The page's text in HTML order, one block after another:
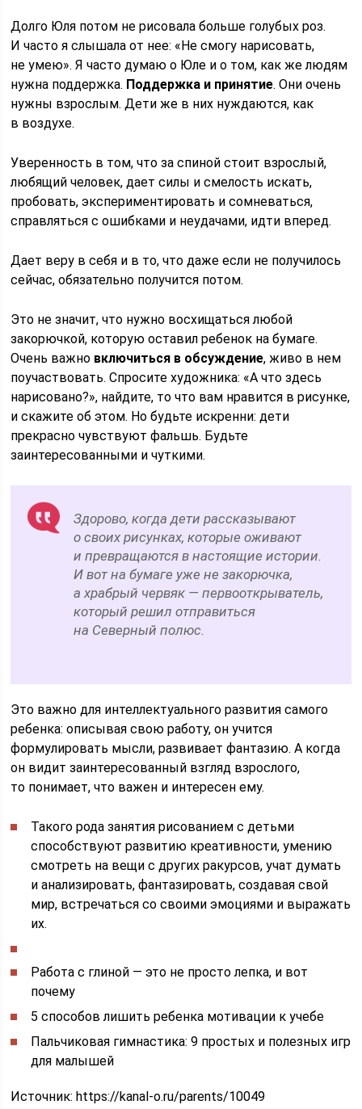
Долго Юля потом не рисовала больше голубых роз.
И часто я слышала от нее: «Не смогу нарисовать,
не умею». Я часто думаю о Юле и о том, как же людям
нужна поддержка. Поддержка и принятие. Они очень
нужны взрослым. Дети же в них нуждаются, как
в воздухе.
Уверенность в том, что за спиной стоит взрослый,
любящий человек, дает силы и смелость искать,
пробовать, экспериментировать и сомневаться,
справляться с ошибками и неудачами, идти вперед.
Дает веру в себя и в то, что даже если не получилось
сейчас, обязательно получится потом.
Это не значит, что нужно восхищаться любой
закорючкой, которую оставил ребенок на бумаге.
Очень важно включиться в обсуждение, живо в нем
поучаствовать. Спросите художника: «А что здесь
нарисовано?», найдите, то что вам нравится в рисунке,
и скажите об этом. Но будьте искренни: дети
прекрасно чувствуют фальшь. Будьте
заинтересованными и чуткими.
Здорово, когда дети рассказывают
о своих рисунках, которые оживают
и превращаются в настоящие истории.
И вот на бумаге уже не закорючка,
а храбрый червяк — первооткрыватель,
который решил отправиться
на Северный полюс.
Это важно для интеллектуального развития самого
ребенка: описывая свою работу, он учится
формулировать мысли, развивает фантазию. А когда
он видит заинтересованный взгляд взрослого,
то понимает, что важен и интересен ему.
Такого рода занятия рисованием с детьми
способствуют развитию креативности, умению
смотреть на вещи с других ракурсов, учат думать
и анализировать, фантазировать, создавая свой
мир, встречаться со своими эмоциями и выражать
их.
Работа с глиной — это не просто лепка, и вот
почему
5 способов лишить ребенка мотивации к учебе
Пальчиковая гимнастика: 9 простых и полезных игр
для малышей
Источник:https://kanal-o.ru/parents/10049